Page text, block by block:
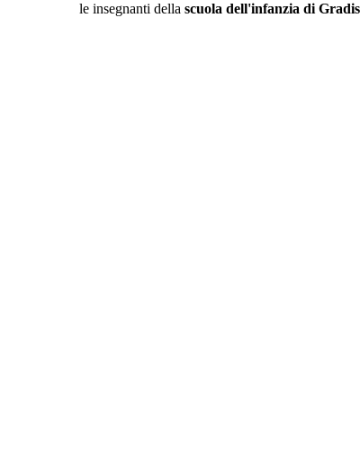
le insegnanti della scuola dell'infanzia di